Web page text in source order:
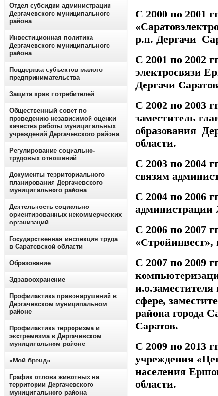
С 2000 по 2001
р.п. Дергачи
С 2001 по 2002
электросвязи
Дергачи
С 2002 по 2003
заместитель
образования
области.
С 2003 по 2004
связям
С 2004 по 2006
администрации
С 2006 по 2007
«Стройинвест»,
С 2007 по 2009
сфере,
района города
Саратов.
С 2009 по 2013
учреждения
населения
области.
Отдел субсидии администрации
Дергачевского муниципального
района
Инвестиционная политика
Дергачевского муниципального
района
Поддержка субъектов малого
предпринимательства
Защита прав потребителей
Общественный совет по
проведению независимой оценки
качества работы муниципальных
учреждений Дергачевского района
Регулирование социально-
трудовых отношений
Документы территориального
планирования Дергачевского
муниципального района
Деятельность социально
ориентированных некоммерческих
организаций
Государственная инспекция труда
в Саратовской области
Образование
Здравоохранение
Профилактика правонарушений в
Дергачевском муниципальном
районе
Профилактика терроризма и
экстремизма в Дергачевском
муниципальном районе
«Мой бренд»
График отлова животных на
территории Дергачевского
муниципального района